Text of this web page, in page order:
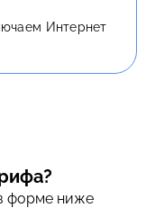
Интернет
форме ниже